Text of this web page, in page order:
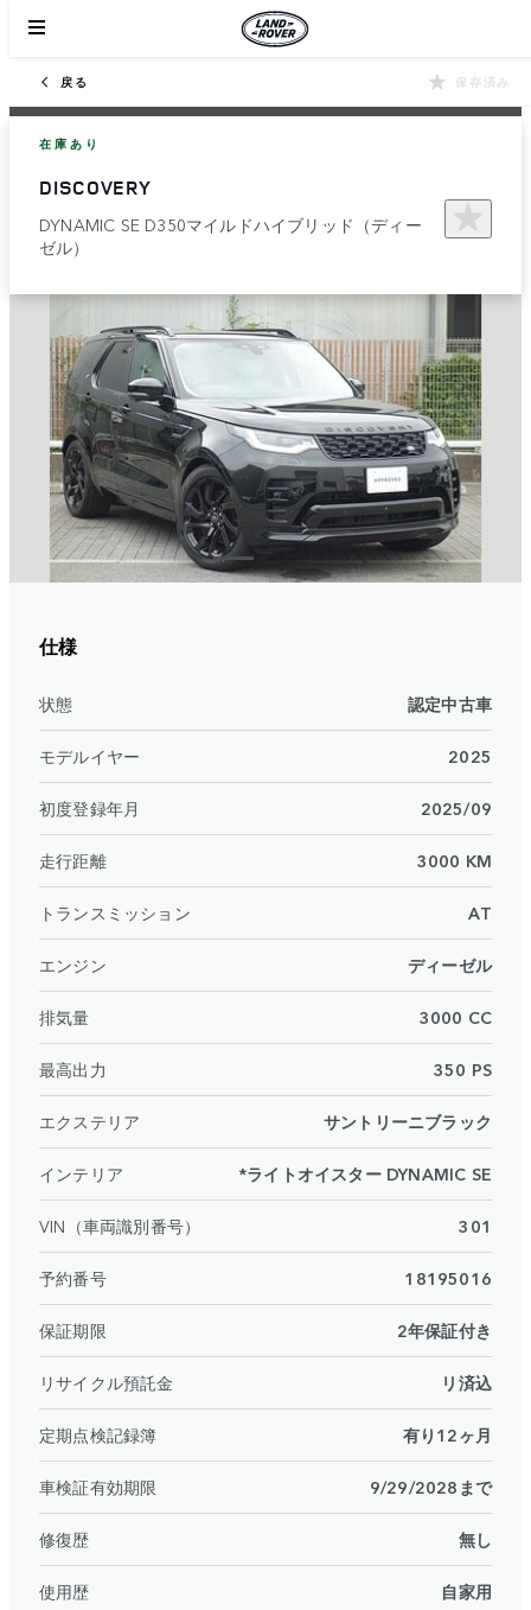
戻る 保存済み
在庫あり
DISCOVERY
DYNAMIC SE D350マイルドハイブリッド（ディー
ゼル）
仕様
状態 認定中古車
モデルイヤー 2025
初度登録年月 2025/09
走行距離 3000 KM
トランスミッション AT
エンジン ディーゼル
排気量 3000 CC
最高出力 350 PS
エクステリア サントリーニブラック
インテリア *ライトオイスター DYNAMIC SE
VIN（車両識別番号） 301
予約番号 18195016
保証期限 2年保証付き
リサイクル預託金 リ済込
定期点検記録簿 有り12ヶ月
車検証有効期限 9/29/2028まで
修復歴 無し
使用歴 自家用